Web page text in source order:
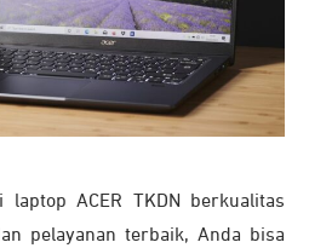
ACER TKDN berkualitas
pelayanan terbaik, Anda bisa